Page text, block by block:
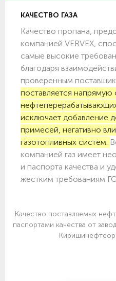
КАЧЕСТВО ГАЗА
Качество пропана,
компанией VERVEX,
самые высокие
благодаря
проверенным
поставляется напрямую
исключает добавление
примесей, негативно
газотопливных систем.
компанией газ имеет
и паспорта качества и
жестким требованиям
Качество поставляемых
паспортами качества от